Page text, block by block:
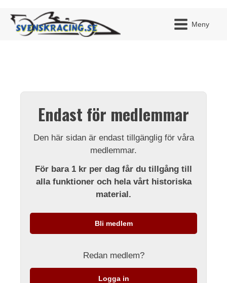
Meny
Endast för medlemmar
Den här sidan är endast tillgänglig för våra
medlemmar.
För bara 1 kr per dag får du tillgång till
alla funktioner och hela vårt historiska
material.
Bli medlem
Redan medlem?
Logga in